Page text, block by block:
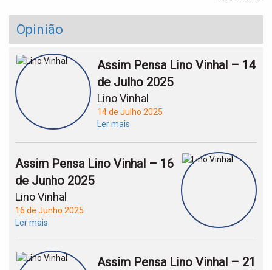
Opinião
Assim Pensa Lino Vinhal – 14
de Julho 2025
Lino Vinhal
14 de Julho 2025
Ler mais
Assim Pensa Lino Vinhal – 16
de Junho 2025
Lino Vinhal
16 de Junho 2025
Ler mais
Assim Pensa Lino Vinhal – 21